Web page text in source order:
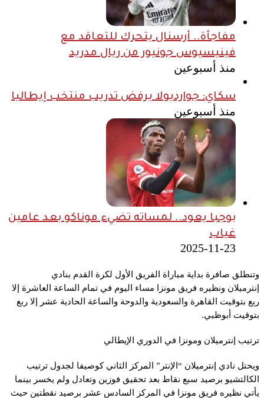
مفاجأة.. أرسنال يتحرك للتعاقد مع
فينيسيوس جونيور من ريال مدريد
منذ أسبوعين
سكاي: جوارديولا يرفض تدريب منتخب إيطاليا
منذ أسبوعين
بوجبا يعود.. لمساته تضيء موناكو بعد عامين
غياب
2025-11-23
وتنطلق صافرة بداية مباراة الفريق الأول لكرة القدم بنادي
إنترميلان ونظيره فريق مونزا مساء اليوم في تمام الساعة العاشرة إلا
ربع بتوقيت القاهرة والسعودية والدوحة والساعة الحادية عشر إلا ربع
بتوقيت أبوظبي.
ترتيب إنترميلان ومونزا في الدوري الإيطالي
ويحتل نادي إنترميلان “الإنتر” المركز الثاني كوصيفا لجدول ترتيب
الكالتشيو برصيد سبع نقاط بعد تحقيق فوزين وتعادل ولم يخسر بينما
يأتي نظيره فريق مونزا في المركز السادس عشر برصيد نقطتين حيث